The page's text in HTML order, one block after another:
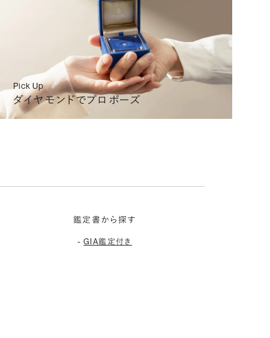
Pick Up
ダイヤモンドでプロポーズ
鑑定書から探す
-GIA鑑定付き